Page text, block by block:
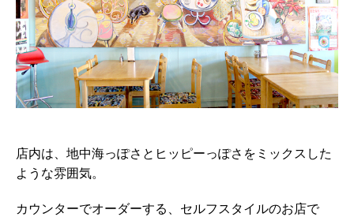
店内は、地中海っぽさとヒッピーっぽさをミックスした
ような雰囲気。
カウンターでオーダーする、セルフスタイルのお店で